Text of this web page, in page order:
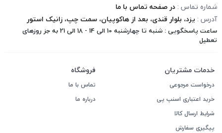
شماره تماس : در صفحه تماس با ما
آدرس : یزد، بلوار قندی، بعد از هاکوپیان، سمت چپ، زانیک استور
ساعت پاسخگویی : شنبه تا چهارشنبه 10 الی 14 - 18 الی 21 به جز روزهای
تعطیل
خدمات مشتریان
درخواست مرجوعی
خرید اعتباری اسنپ پی
شرایط ارسال کالا
پیگیری سفارش
فروشگاه
تماس با ما
درباره ما